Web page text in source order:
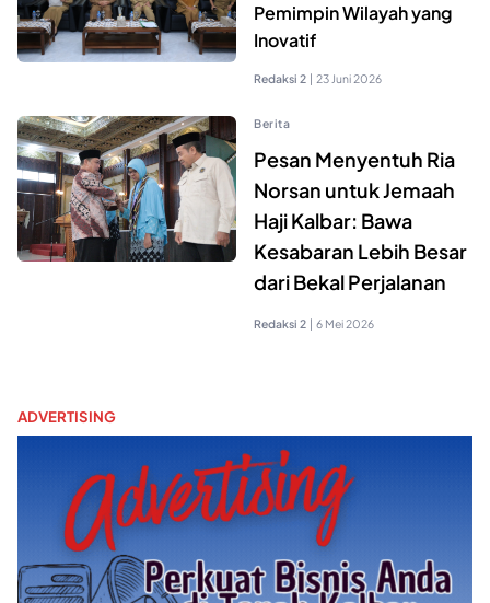
Pemimpin Wilayah yang
Inovatif
Redaksi 2 | 23 Juni 2026
Berita
Pesan Menyentuh Ria
Norsan untuk Jemaah
Haji Kalbar: Bawa
Kesabaran Lebih Besar
dari Bekal Perjalanan
Redaksi 2 | 6 Mei 2026
ADVERTISING